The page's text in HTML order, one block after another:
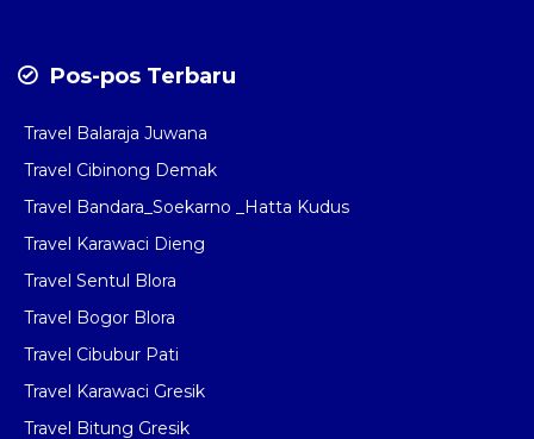
Pos-pos Terbaru
Travel Balaraja Juwana
Travel Cibinong Demak
Travel Bandara_Soekarno _Hatta Kudus
Travel Karawaci Dieng
Travel Sentul Blora
Travel Bogor Blora
Travel Cibubur Pati
Travel Karawaci Gresik
Travel Bitung Gresik